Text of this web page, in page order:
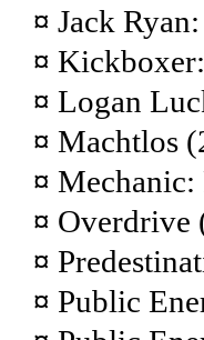
¤ Jack
¤
¤ Logan
¤ Machtlos
¤ Mechanic:
¤ Overdrive
¤
¤ Public